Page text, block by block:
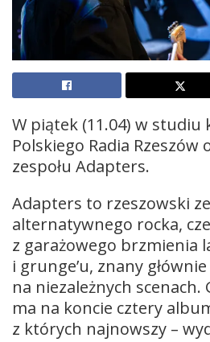
W piątek (11.04) w
Polskiego Radia Rzeszów
zespołu Adapters.
Adapters to rzeszowski
alternatywnego rocka,
z garażowego brzmienia
i grunge’u, znany
na niezależnych scenach.
ma na koncie cztery
z których najnowszy –